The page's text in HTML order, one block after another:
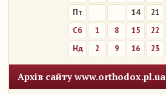
Пт
14 21
Сб
1 8 15 22
Нд
2 9 16 23
Архів сайту www.orthodox.pl.ua